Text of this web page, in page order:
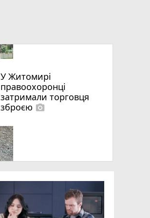
У Житомирі
правоохоронці
затримали торговця
зброєю photo_camera